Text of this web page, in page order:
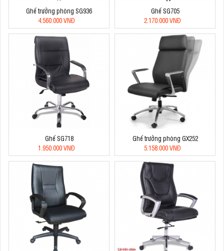
Ghế trưởng phòng SG936
4.560.000 VNĐ
Ghế SG705
2.170.000 VNĐ
Ghế SG718
1.950.000 VNĐ
Ghế trưởng phòng GX252
5.158.000 VNĐ